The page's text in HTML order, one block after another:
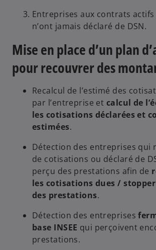
Entreprises aux contrats
n’ont jamais déclaré de DSN​.
Mise en place d’un plan
pour recouvrer des
Recalcul de l’estimé des
par l’entreprise et calcul de
les cotisations déclarées et
estimées​.
Détection des entreprises qui
de cotisations ou déclaré de
perçu des prestations afin de
les cotisations dues /
des prestations​.
Détection des entreprises
base INSEE qui perçoivent
prestations​​.